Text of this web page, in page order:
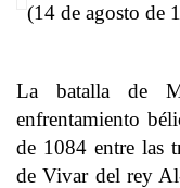
(14 de agosto de
La batalla de
enfrentamiento
de 1084 entre las
de Vivar del rey